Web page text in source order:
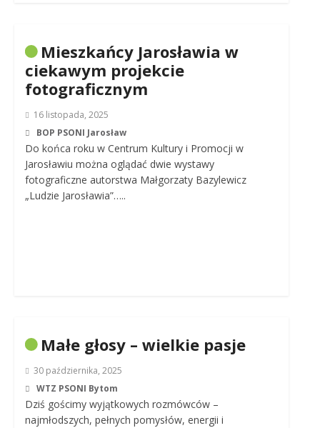
Mieszkańcy Jarosławia w
ciekawym projekcie
fotograficznym
16 listopada, 2025
BOP PSONI Jarosław
Do końca roku w Centrum Kultury i Promocji w
Jarosławiu można oglądać dwie wystawy
fotograficzne autorstwa Małgorzaty Bazylewicz
„Ludzie Jarosławia”…..
Małe głosy – wielkie pasje
30 października, 2025
WTZ PSONI Bytom
Dziś gościmy wyjątkowych rozmówców –
najmłodszych, pełnych pomysłów, energii i